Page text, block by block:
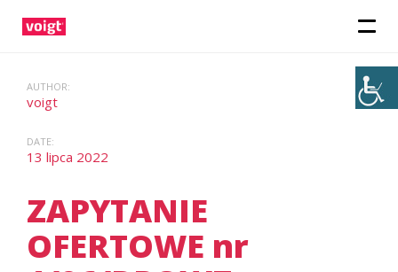
AUTHOR:
voigt
DATE:
13 lipca 2022
ZAPYTANIE
OFERTOWE nr